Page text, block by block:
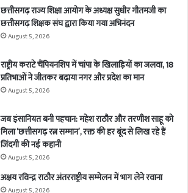
छत्तीसगढ़ राज्य शिक्षा आयोग के अध्यक्ष सुधीर गौतमजी का
छत्तीसगढ़ शिक्षक संघ द्वारा किया गया अभिनंदन
August 5, 2026
राष्ट्रीय कराटे चैंपियनशिप में चांपा के खिलाड़ियों का जलवा, 18
प्रतिभाओं ने जीतकर बढ़ाया नगर और प्रदेश का मान
August 5, 2026
जब इंसानियत बनी पहचान: महेश राठौर और तरणीश साहू को
मिला ‘छत्तीसगढ़ रत्न सम्मान’, रक्त की हर बूंद से लिख रहे हैं
जिंदगी की नई कहानी
August 5, 2026
अक्षय रविन्द्र राठौर अंतरराष्ट्रीय सम्मेलन में भाग लेने रवाना
August 5, 2026